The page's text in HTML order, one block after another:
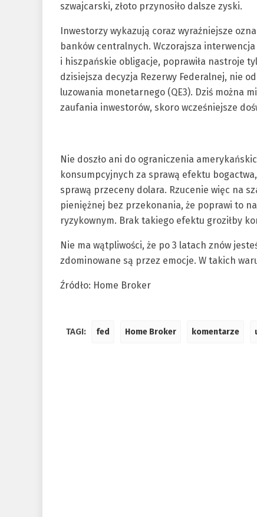
szwajcarski, złoto przynosiło dalsze zyski.
Inwestorzy wykazują coraz wyraźniejsze
banków centralnych. Wczorajsza
i hiszpańskie obligacje, poprawiła nastroje
dzisiejsza decyzja Rezerwy Federalnej, nie
luzowania monetarnego (QE3). Dziś można
zaufania inwestorów, skoro wcześniejsze
Nie doszło ani do ograniczenia
konsumpcyjnych za sprawą efektu
sprawą przeceny dolara. Rzucenie więc na
pieniężnej bez przekonania, że poprawi to
ryzykownym. Brak takiego efektu groziłby
Nie ma wątpliwości, że po 3 latach znów
zdominowane są przez emocje. W takich
Źródło: Home Broker
TAGI: fed Home Broker komentarze